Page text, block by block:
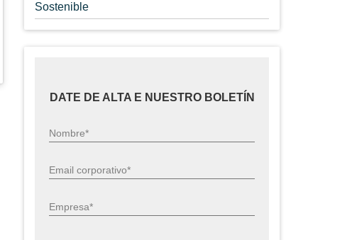
Sostenible
DATE DE ALTA E NUESTRO BOLETÍN
Nombre*
Email corporativo*
Empresa*